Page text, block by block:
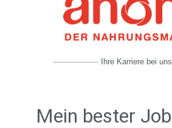
Ihre Karriere bei uns
Mein bester Job